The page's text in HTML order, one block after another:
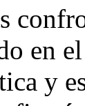
en
y